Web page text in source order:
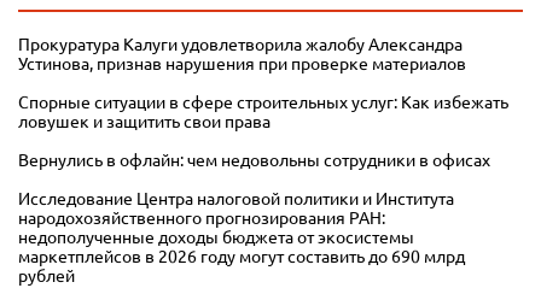
Прокуратура Калуги удовлетворила жалобу Александра
Устинова, признав нарушения при проверке материалов
Спорные ситуации в сфере строительных услуг: Как избежать
ловушек и защитить свои права
Вернулись в офлайн: чем недовольны сотрудники в офисах
Исследование Центра налоговой политики и Института
народохозяйственного прогнозирования РАН:
недополученные доходы бюджета от экосистемы
маркетплейсов в 2026 году могут составить до 690 млрд
рублей